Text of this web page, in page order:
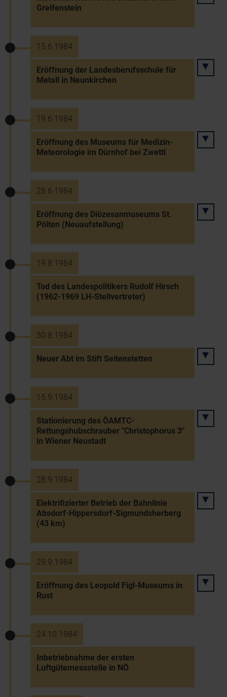
Greifenstein
15.6.1984
Eröffnung der Landesberufsschule für
Metall in Neunkirchen
19.6.1984
Eröffnung des Museums für Medizin-
Meteorologie im Dürnhof bei Zwettl
28.6.1984
Eröffnung des Diözesanmuseums St.
Pölten (Neuaufstellung)
19.8.1984
Tod des Landespolitikers Rudolf Hirsch
(1962-1969 LH-Stellvertreter)
30.8.1984
Neuer Abt im Stift Seitenstetten
15.9.1984
Stationierung des ÖAMTC-
Rettungshubschrauber "Christophorus 3"
in Wiener Neustadt
28.9.1984
Elektrifizierter Betrieb der Bahnlinie
Absdorf-Hippersdorf-Sigmundsherberg
(43 km)
29.9.1984
Eröffnung des Leopold Figl-Museums in
Rust
24.10.1984
Inbetriebnahme der ersten
Luftgütemessstelle in NÖ